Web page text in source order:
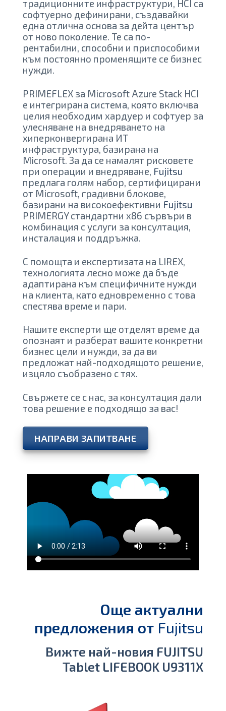
традиционните инфраструктури, HCI са
софтуерно дефинирани, създавайки
една отлична основа за дейта център
от ново поколение. Те са по-
рентабилни, способни и приспособими
към постоянно променящите се бизнес
нужди.
PRIMEFLEX за Microsoft Azure Stack HCI
е интегрирана система, която включва
целия необходим хардуер и софтуер за
улесняване на внедряването на
хиперконвергирана ИТ
инфраструктура, базирана на
Microsoft. За да се намалят рисковете
при операции и внедряване, Fujitsu
предлага голям набор, сертифицирани
от Microsoft, градивни блокове,
базирани на високоефективни Fujitsu
PRIMERGY стандартни x86 сървъри в
комбинация с услуги за консултация,
инсталация и поддръжка.
С помощта и експертизата на LIREX,
технологията лесно може да бъде
адаптирана към специфичните нужди
на клиента, като едновременно с това
спестява време и пари.
Нашите експерти ще отделят време да
опознаят и разберат вашите конкретни
бизнес цели и нужди, за да ви
предложат най-подходящото решение,
изцяло съобразено с тях.
Свържете се с нас, за консултация дали
това решение е подходящо за вас!
НАПРАВИ ЗАПИТВАНЕ
Още актуални
предложения от Fujitsu
Вижте най-новия FUJITSU
Tablet LIFEBOOK U9311X